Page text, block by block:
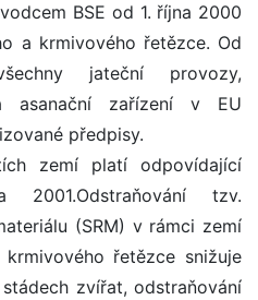
BSE od 1. října 2000
a krmivového řetězce. Od
jateční provozy,
asanační zařízení v EU
předpisy.
zemí platí odpovídající
tzv.
(SRM) v rámci zemí
řetězce snižuje
zvířat, odstraňování